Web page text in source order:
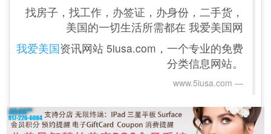
找房子，找工作，办签证，办身份，二手货，
美国的一切生活所需都在 我爱美国网
我爱美国资讯网站 5iusa.com，一个专业的免费
分类信息网站。
www.5iusa.com‎